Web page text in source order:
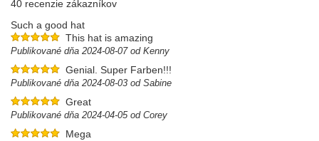
40 recenzie zákazníkov
Such a good hat
This hat is amazing
Publikované dňa 2024-08-07 od Kenny
Genial. Super Farben!!!
Publikované dňa 2024-08-03 od Sabine
Great
Publikované dňa 2024-04-05 od Corey
Mega